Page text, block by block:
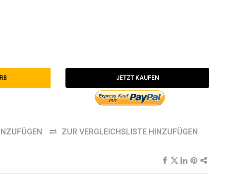
JETZT KAUFEN
ZUR VERGLEICHSLISTE HINZUFÜGEN